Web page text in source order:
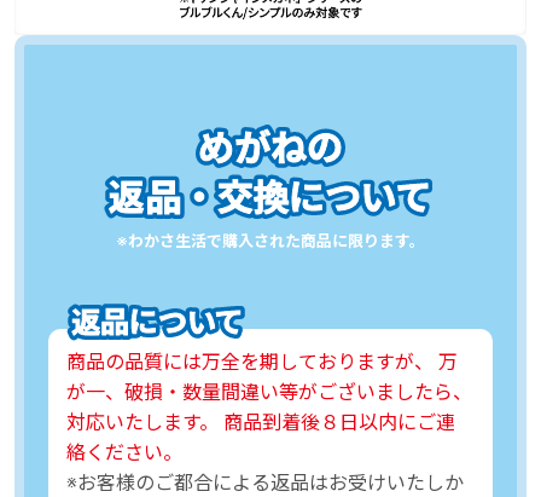
めがねの
返品・交換について
※わかさ生活で購入された商品に限ります。
返品について
商品の品質には万全を期しておりますが、 万
が一、破損・数量間違い等がございましたら、
対応いたします。 商品到着後８日以内にご連
絡ください。
※お客様のご都合による返品はお受けいたしか
めがねの
返品・交換について
※わかさ生活で購入された商品に限ります。
返品について
商品の品質には万全を期しておりますが、 万
が一、破損・数量間違い等がございましたら、
対応いたします。 商品到着後８日以内にご連
絡ください。
※お客様のご都合による返品はお受けいたしか